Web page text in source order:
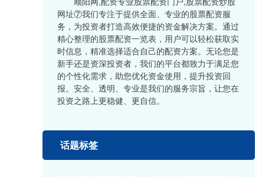
网址⑦我们专注于提供全面、专业的股票配资服
务，为投资者打造高效便捷的资金解决方案。通过
精心整理的股票配资一览表，用户可以轻松获取实
时信息，精准选择适合自己的配资方案。无论您是
新手还是资深投资者，我们的平台都致力于满足您
的个性化需求，助您优化资金使用，提升投资回
报。安全、透明、专业是我们的服务宗旨，让您在
投资之路上更稳健、更自信。
话题标签